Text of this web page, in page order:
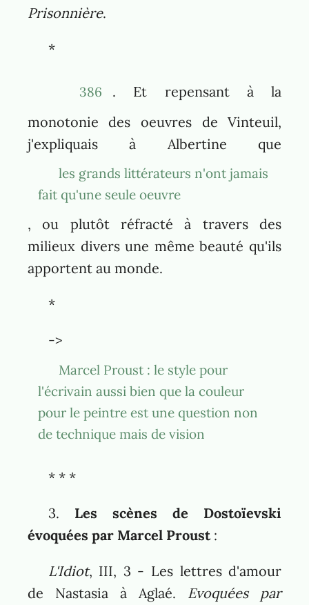
Prisonnière.
*
386
. Et repensant à la
monotonie des oeuvres de Vinteuil,
j'expliquais à Albertine que
les grands littérateurs n'ont jamais
fait qu'une seule oeuvre
, ou plutôt réfracté à travers des
milieux divers une même beauté qu'ils
apportent au monde.
*
->
Marcel Proust : le style pour
l'écrivain aussi bien que la couleur
pour le peintre est une question non
de technique mais de vision
* * *
3. Les scènes de Dostoïevski
évoquées par Marcel Proust:
L'Idiot, III, 3 - Les lettres d'amour
de Nastasia à Aglaé. Evoquées par